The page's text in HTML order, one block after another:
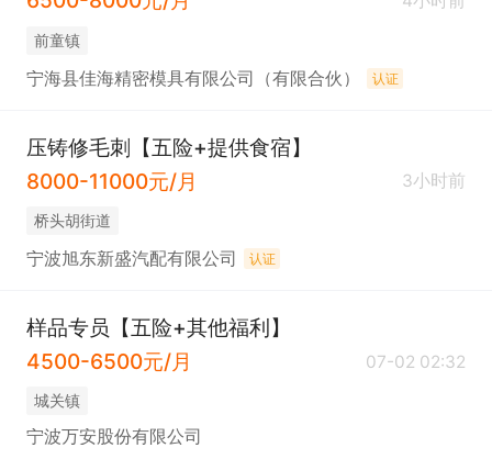
前童镇
宁海县佳海精密模具有限公司（有限合伙） 认证
压铸修毛刺【五险+提供食宿】
8000-11000元/月
3小时前
桥头胡街道
宁波旭东新盛汽配有限公司 认证
样品专员【五险+其他福利】
4500-6500元/月
07-02 02:32
城关镇
宁波万安股份有限公司